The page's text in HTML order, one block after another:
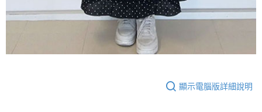
顯示電腦版詳細說明